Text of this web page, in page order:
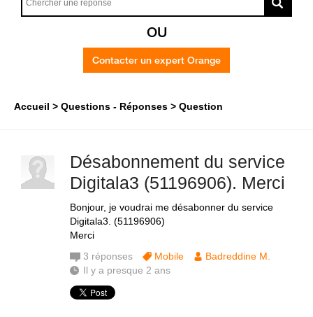
OU
Contacter un expert Orange
Accueil Questions - Réponses Question
Désabonnement du service
Digitala3 (51196906). Merci
Bonjour, je voudrai me désabonner du service
Digitala3. (51196906)
Merci
3 réponses Mobile
Badreddine M.
Il y a presque 2 ans